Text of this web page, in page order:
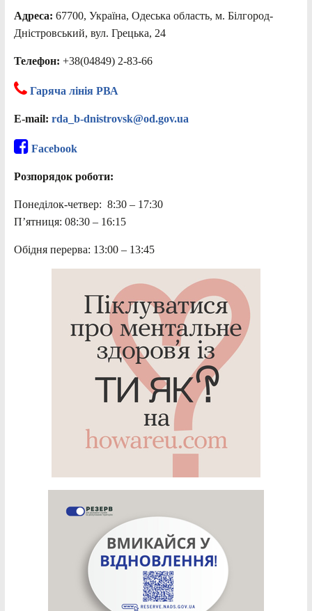
Адреса: 67700, Україна, Одеська область, м. Білгород-
Дністровський, вул. Грецька, 24
Телефон: +38(04849) 2-83-66
Гаряча лінія РВА
E-mail: rda_b-dnistrovsk@od.gov.ua
Facebook
Розпорядок роботи:
Понеділок-четвер: 8:30 – 17:30
П’ятниця: 08:30 – 16:15
Обідня перерва: 13:00 – 13:45